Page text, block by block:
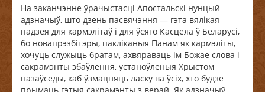
На заканчэнне ўрачыстасці Апостальскі нунцый
адзначыў, што дзень пасвячэння — гэта вялікая
падзея для кармэлітаў і для ўсяго Касцёла ў Беларусі,
бо новапрэзбітэры, пакліканыя Панам як кармэліты,
хочуць служыць братам, ахвяраваць ім Божае слова і
сакрамэнты збаўлення, устаноўленыя Хрыстом
назаўсёды, каб ўзмацняць ласку ва ўсіх, хто будзе